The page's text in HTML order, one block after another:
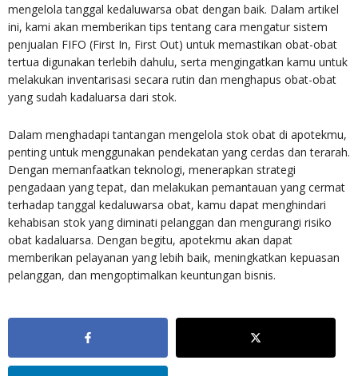
mengelola tanggal kedaluwarsa obat dengan baik. Dalam artikel
ini, kami akan memberikan tips tentang cara mengatur sistem
penjualan FIFO (First In, First Out) untuk memastikan obat-obat
tertua digunakan terlebih dahulu, serta mengingatkan kamu untuk
melakukan inventarisasi secara rutin dan menghapus obat-obat
yang sudah kadaluarsa dari stok.
Dalam menghadapi tantangan mengelola stok obat di apotekmu,
penting untuk menggunakan pendekatan yang cerdas dan terarah.
Dengan memanfaatkan teknologi, menerapkan strategi
pengadaan yang tepat, dan melakukan pemantauan yang cermat
terhadap tanggal kedaluwarsa obat, kamu dapat menghindari
kehabisan stok yang diminati pelanggan dan mengurangi risiko
obat kadaluarsa. Dengan begitu, apotekmu akan dapat
memberikan pelayanan yang lebih baik, meningkatkan kepuasan
pelanggan, dan mengoptimalkan keuntungan bisnis.